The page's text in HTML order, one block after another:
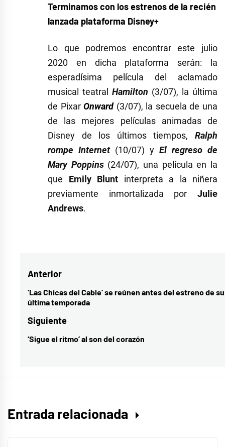
Terminamos con los estrenos de la recién
lanzada plataforma Disney+
Lo que podremos encontrar este julio
2020 en dicha plataforma serán: la
esperadísima película del aclamado
musical teatral Hamilton (3/07), la última
de PixarOnward (3/07), la secuela de una
de las mejores películas animadas de
Disney de los últimos tiempos, Ralph
rompe Internet (10/07) y El regreso de
Mary Poppins(24/07), una película en la
que Emily Blunt interpreta a la niñera
previamente inmortalizada por Julie
Andrews.
HBO
julio
Julio
2020
Navegación
de
entradas
Anterior
Entrada
anterior:
‘Las Chicas del Cable’ se reúnen antes del estreno de su
última temporada
Siguiente
Entrada
‘Sigue el ritmo’ al son del corazón
Entrada relacionada